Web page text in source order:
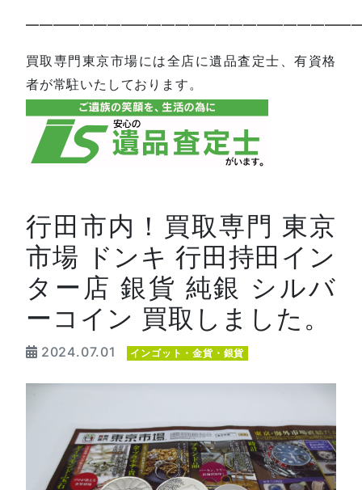
買取専門東京市場には全店に遺品査定士、有資格
者が常駐いたしております。
行田市内！買取専門 東京
市場 ドンキ 行田持田イン
ター店 銀貨 純銀 シルバ
ーコイン 買取しました。
2024.07.01 インゴット・金貨・銀貨